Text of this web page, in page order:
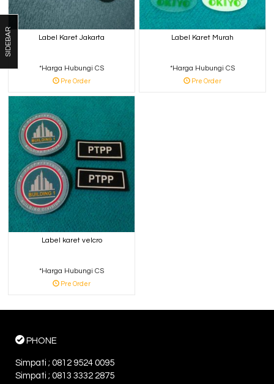
Label Karet Jakarta
*Harga Hubungi CS
Pre Order
Label Karet Murah
*Harga Hubungi CS
Pre Order
Label karet velcro
*Harga Hubungi CS
Pre Order
SIDEBAR
PHONE
Simpati ; 0812 9524 0095
Simpati ; 0813 3332 2875